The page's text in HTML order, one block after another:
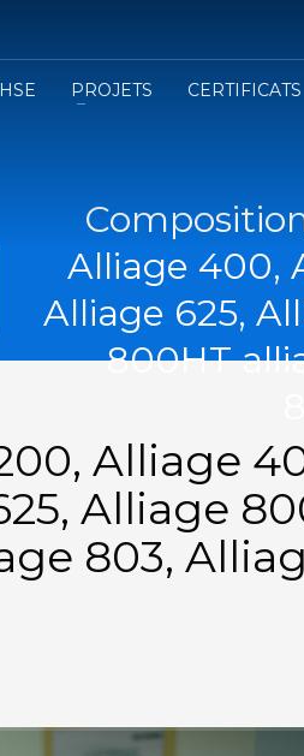
HSE PROJETS CERTIFICATS
Alliage 400,
Alliage 625,
800HT
Alliage
Alliage
803,